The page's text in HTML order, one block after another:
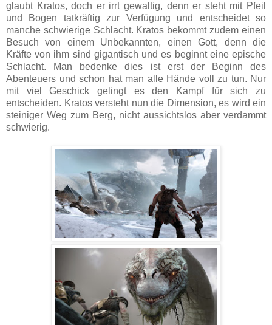
glaubt Kratos, doch er irrt gewaltig, denn er steht mit Pfeil
und Bogen tatkräftig zur Verfügung und entscheidet so
manche schwierige Schlacht. Kratos bekommt zudem einen
Besuch von einem Unbekannten, einen Gott, denn die
Kräfte von ihm sind gigantisch und es beginnt eine epische
Schlacht. Man bedenke dies ist erst der Beginn des
Abenteuers und schon hat man alle Hände voll zu tun. Nur
mit viel Geschick gelingt es den Kampf für sich zu
entscheiden. Kratos versteht nun die Dimension, es wird ein
steiniger Weg zum Berg, nicht aussichtslos aber verdammt
schwierig.